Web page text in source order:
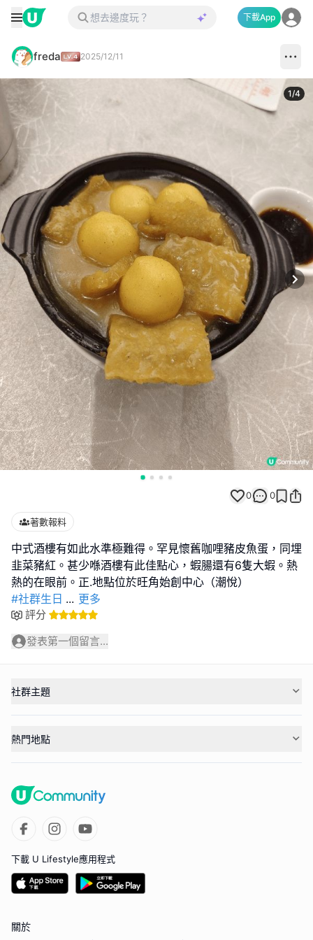
下載App
freda 2025/12/11
1/4
0 0
著數報料
中式酒樓有如此水準極難得。罕見懷舊咖哩豬皮魚蛋，同埋
韭菜豬紅。甚少喺酒樓有此佳點心，蝦腸還有6隻大蝦。熱
#社群生日 ... 更多
評分
發表第一個留言...
社群主題
熱門地點
下載 U Lifestyle應用程式
關於